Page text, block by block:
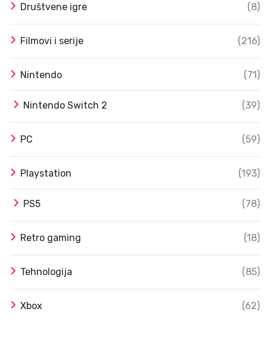
Društvene igre (8)
Filmovi i serije (216)
Nintendo (71)
Nintendo Switch 2 (39)
PC (59)
Playstation (193)
PS5 (78)
Retro gaming (18)
Tehnologija (85)
Xbox (62)